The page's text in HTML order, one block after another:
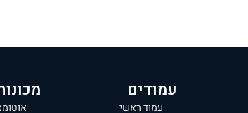
עמודים
עמוד ראשי